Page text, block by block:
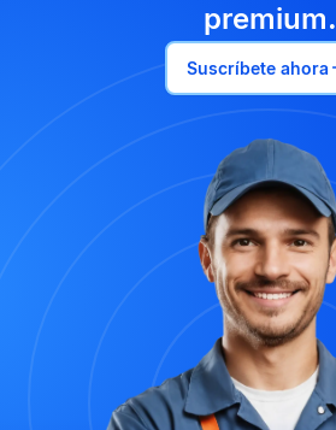
premium.
Suscríbete ahora